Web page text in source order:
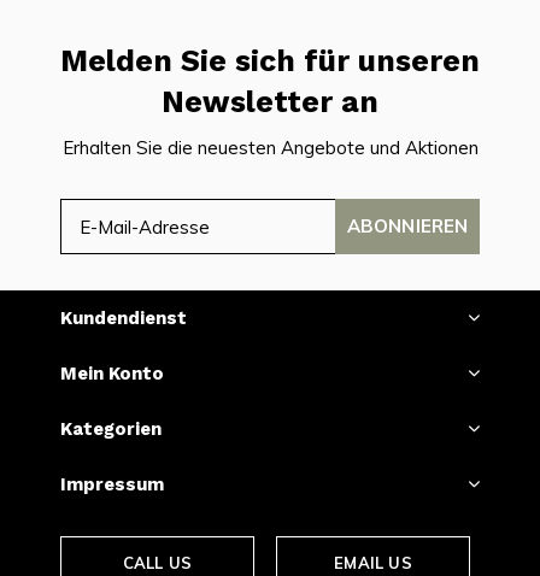
Melden Sie sich für unseren
Newsletter an
Erhalten Sie die neuesten Angebote und Aktionen
ABONNIEREN
Kundendienst
Mein Konto
Kategorien
Impressum
CALL US EMAIL US